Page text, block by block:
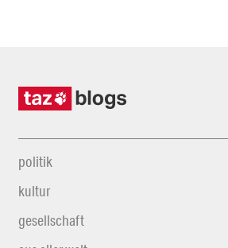
politik
kultur
gesellschaft